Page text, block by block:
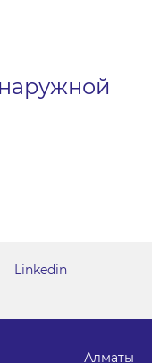
Алматы
Linkedin